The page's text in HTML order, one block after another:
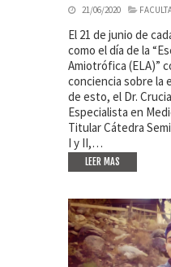
21/06/2020
El 21 de junio de
como el día de la
Amiotrófica (ELA)”
conciencia sobre la
de esto, el Dr.
Especialista en
Titular Cátedra
I y II,…
LEER MAS